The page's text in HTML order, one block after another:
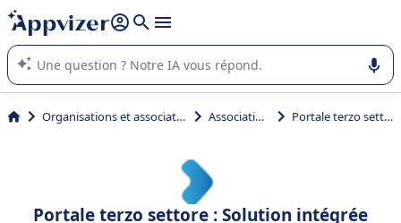
répondre (plusieurs lignes avec
L'IA de Appvizer vous guide dans l'utilisation ou la sélection de
logiciel SaaS en entreprise.
Organisations et associations Associations Portale terzo settore
Portale terzo settore : Solution intégrée